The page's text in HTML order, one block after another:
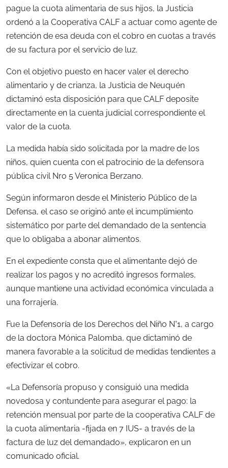
pague la cuota alimentaria de sus hijos, la Justicia
ordenó a la Cooperativa CALF a actuar como agente de
retención de esa deuda con el cobro en cuotas a través
de su factura por el servicio de luz.
Con el objetivo puesto en hacer valer el derecho
alimentario y de crianza, la Justicia de Neuquén
dictaminó esta disposición para que CALF deposite
directamente en la cuenta judicial correspondiente el
valor de la cuota.
La medida había sido solicitada por la madre de los
niños, quien cuenta con el patrocinio de la defensora
pública civil Nro 5 Veronica Berzano.
Según informaron desde el Ministerio Público de la
Defensa, el caso se originó ante el incumplimiento
sistemático por parte del demandado de la sentencia
que lo obligaba a abonar alimentos.
En el expediente consta que el alimentante dejó de
realizar los pagos y no acreditó ingresos formales,
aunque mantiene una actividad económica vinculada a
una forrajería.
Fue la Defensoría de los Derechos del Niño N°1, a cargo
de la doctora Mónica Palomba, que dictaminó de
manera favorable a la solicitud de medidas tendientes a
efectivizar el cobro.
«La Defensoría propuso y consiguió una medida
novedosa y contundente para asegurar el pago: la
retención mensual por parte de la cooperativa CALF de
la cuota alimentaria -fijada en 7 IUS- a través de la
factura de luz del demandado», explicaron en un
comunicado oficial.